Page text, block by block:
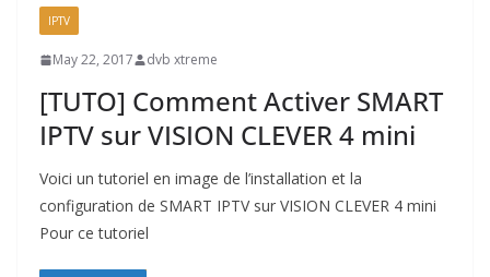
IPTV
May 22, 2017 dvb xtreme
[TUTO] Comment Activer SMART
IPTV sur VISION CLEVER 4 mini
Voici un tutoriel en image de l’installation et la
configuration de SMART IPTV sur VISION CLEVER 4 mini
Pour ce tutoriel